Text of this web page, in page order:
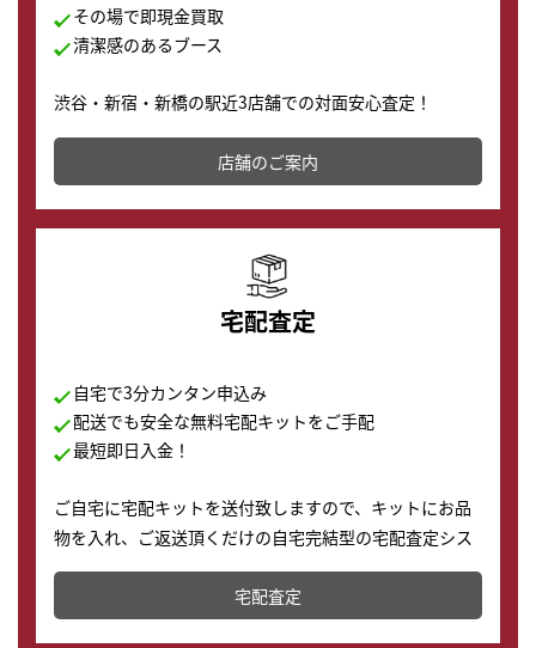
その場で即現金買取
清潔感のあるブース
渋谷・新宿・新橋の駅近3店舗での対面安心査定！
店舗を併設しており、下取りに出してお得に新しい時計
の購入もできます♪
店舗のご案内
宅配査定
自宅で3分カンタン申込み
配送でも安全な無料宅配キットをご手配
最短即日入金！
ご自宅に宅配キットを送付致しますので、キットにお品
物を入れ、ご返送頂くだけの自宅完結型の宅配査定シス
テムです。
配送でも簡単&安全に査定・買取に出すことが可能で
す。
宅配査定